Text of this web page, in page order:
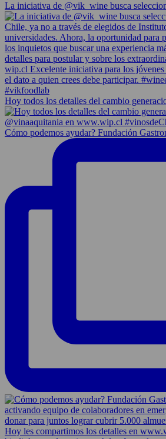
La iniciativa de @vik_wine busca
Hoy todos los detalles del cambio
Cómo podemos ayudar? Fundación